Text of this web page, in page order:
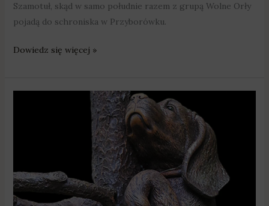
Szamotuł, skąd w samo południe razem z grupą Wolne Orły
pojadą do schroniska w Przyborówku.
Dowiedz się więcej »